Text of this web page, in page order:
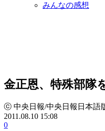
みんなの感想
金正恩、特殊部隊
ⓒ 中央日報/中央日報日本語
2011.08.10 15:08
0